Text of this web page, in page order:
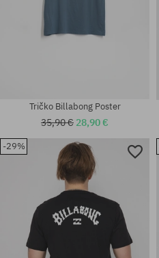
Dostupné veľkosti:
Tričko Billabong Poster
35,90 € 28,90 €
-29%